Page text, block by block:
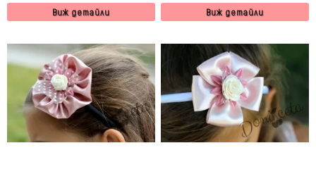
Виж детайли Виж детайли